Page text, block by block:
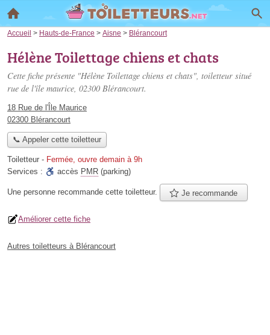
Accueil > Hauts-de-France > Aisne > Blérancourt
Hélène Toilettage chiens et chats
Cette fiche présente "Hélène Toilettage chiens et chats", toiletteur situé
rue de l'île maurice, 02300 Blérancourt.
18 Rue de l'Île Maurice
02300 Blérancourt
📞 Appeler cette toiletteur
Toiletteur - Fermée, ouvre demain à 9h
Services :
accès PMR (parking)
Une personne recommande cette toiletteur. Je recommande
Améliorer cette fiche
Autres toiletteurs à Blérancourt